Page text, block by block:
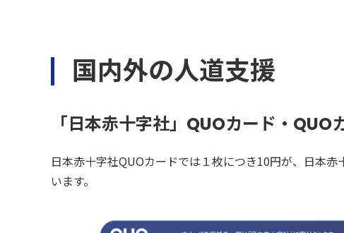
国内外の人道支援
「日本赤十字社」QUOカード・QUO
日本赤十字社QUOカードでは１枚につき10円が、日本
います。